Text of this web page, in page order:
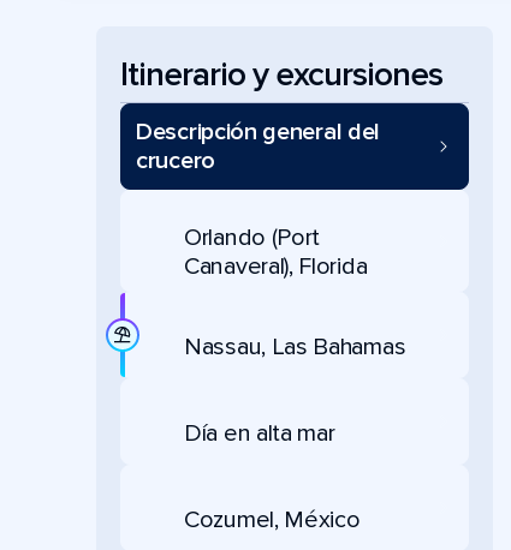
Itinerario y excursiones
Descripción general del
crucero
Orlando (Port
Canaveral), Florida
Nassau, Las Bahamas
Día en alta mar
Cozumel, México